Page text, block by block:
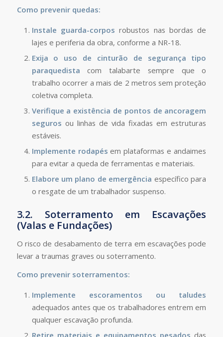
Como prevenir quedas:
Instale guarda-corpos robustos nas bordas de
lajes e periferia da obra, conforme a NR-18.
Exija o uso de cinturão de segurança tipo
paraquedista com talabarte sempre que o
trabalho ocorrer a mais de 2 metros sem proteção
coletiva completa.
Verifique a existência de pontos de ancoragem
seguros ou linhas de vida fixadas em estruturas
estáveis.
Implemente rodapés em plataformas e andaimes
para evitar a queda de ferramentas e materiais.
Elabore um plano de emergência específico para
o resgate de um trabalhador suspenso.
3.2. Soterramento em Escavações
(Valas e Fundações)
O risco de desabamento de terra em escavações pode
levar a traumas graves ou soterramento.
Como prevenir soterramentos:
Implemente escoramentos ou taludes
adequados antes que os trabalhadores entrem em
qualquer escavação profunda.